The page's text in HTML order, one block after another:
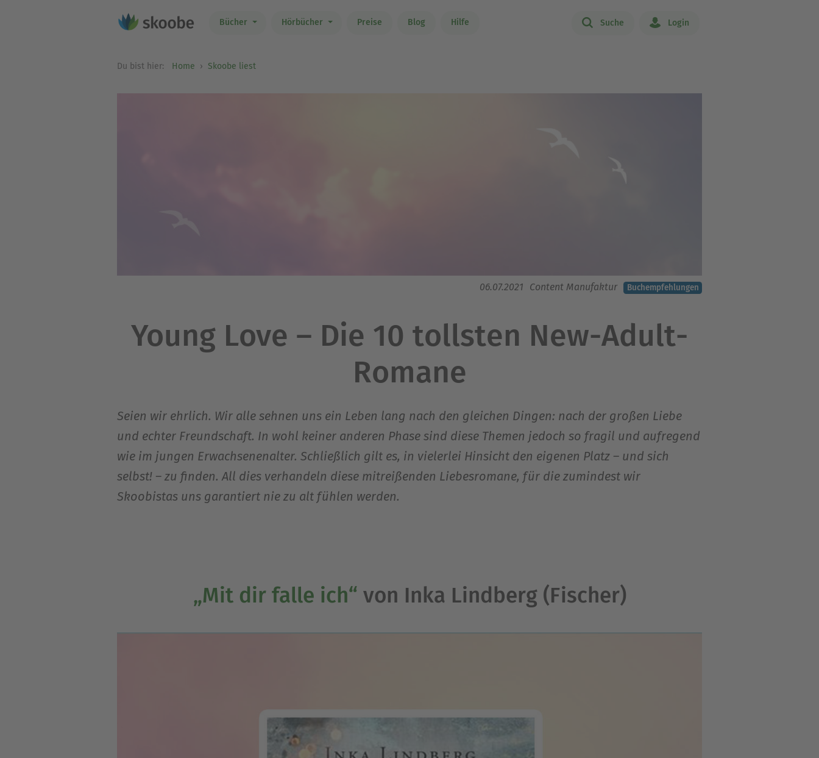
Bücher Hörbücher Preise Blog Hilfe Suche Login
Du bist hier: Home Skoobe liest
06.07.2021 Content Manufaktur Buchempfehlungen
Young Love – Die 10 tollsten New-Adult-
Romane
Seien wir ehrlich. Wir alle sehnen uns ein Leben lang nach den gleichen Dingen: nach der großen Liebe
und echter Freundschaft. In wohl keiner anderen Phase sind diese Themen jedoch so fragil und aufregend
wie im jungen Erwachsenenalter. Schließlich gilt es, in vielerlei Hinsicht den eigenen Platz – und sich
selbst! – zu finden. All dies verhandeln diese mitreißenden Liebesromane, für die zumindest wir
Skoobistas uns garantiert nie zu alt fühlen werden.
„Mit dir falle ich“ von Inka Lindberg (Fischer)